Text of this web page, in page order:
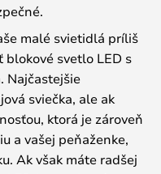
malé svietidlá príliš
blokové svetlo LED s
Najčastejšie
sviečka, ale ak
ktorá je zároveň
a vašej peňaženke,
Ak však máte radšej